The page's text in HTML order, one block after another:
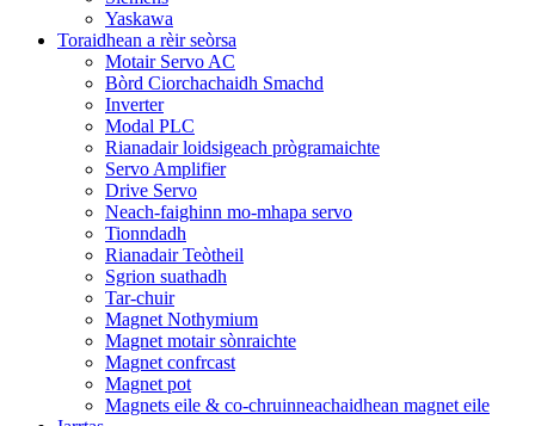
Yaskawa
Toraidhean a rèir seòrsa
Motair Servo AC
Bòrd Ciorchachaidh Smachd
Inverter
Modal PLC
Rianadair loidsigeach prògramaichte
Servo Amplifier
Drive Servo
Neach-faighinn mo-mhapa servo
Tionndadh
Rianadair Teòtheil
Sgrion suathadh
Tar-chuir
Magnet Nothymium
Magnet motair sònraichte
Magnet confrcast
Magnet pot
Magnets eile & co-chruinneachaidhean magnet eile